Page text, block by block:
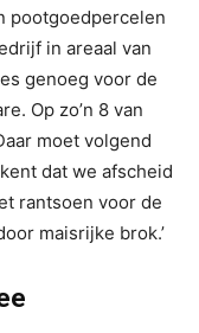
pootgoedpercelen
in areaal van
genoeg voor de
Op zo’n 8 van
moet volgend
dat we afscheid
rantsoen voor de
maisrijke brok.’